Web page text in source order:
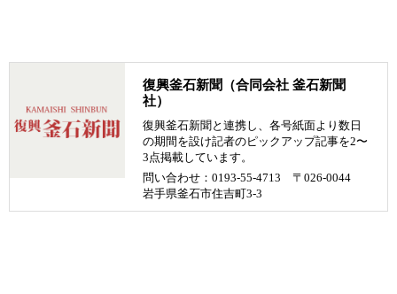
復興釜石新聞（合同会社 釜石新聞
社）
復興釜石新聞と連携し、各号紙面より数日
の期間を設け記者のピックアップ記事を2〜
3点掲載しています。
問い合わせ：0193-55-4713 〒026-0044
岩手県釜石市住吉町3-3